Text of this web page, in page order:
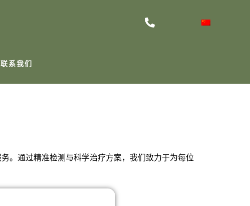
联系我们
。通过精准检测与科学治疗方案，我们致力于为每位